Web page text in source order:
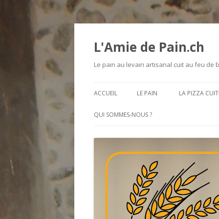
L'Amie de Pain.ch
Le pain au levain artisanal cuit au feu de
ACCUEIL LE PAIN
INGRÉDIENTS
LA TAILLE / LE POIDS ET LA
FORME DES PAINS
LES BLÉS ANCIENS
LES FOURNÉES
LA PIZZA
QUI SOMMES-NOUS ?